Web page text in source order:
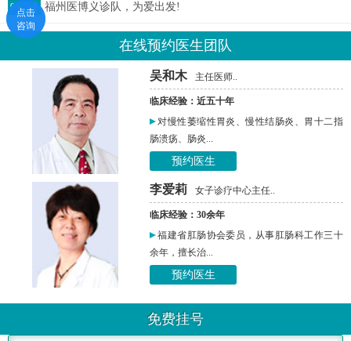
94已读 福州医博义诊队，为爱出发!
在线预约医生团队
吴和木 主任医师..
临床经验：近五十年
对慢性萎缩性胃炎、慢性结肠炎、胃十二指
肠溃疡、肠炎...
预约医生
李爱莉 女子诊疗中心主任..
临床经验：30余年
福建省肛肠协会委员，从事肛肠科工作三十
余年，擅长治...
预约医生
免费挂号
点击
咨询
点击
咨询